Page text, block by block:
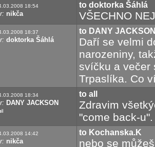
18:54
nikča
to doktorka Šáhlá
VŠECHNO
18:37
doktorka Šáhlá
to DANY
Daří se velmi
narozeniny,
svíčku a večer
Trpaslíka. Co
18:34
DANY JACKSON
to all
Zdravim
"come back-
14:42
nikča
to Kochanska.K
nebo se